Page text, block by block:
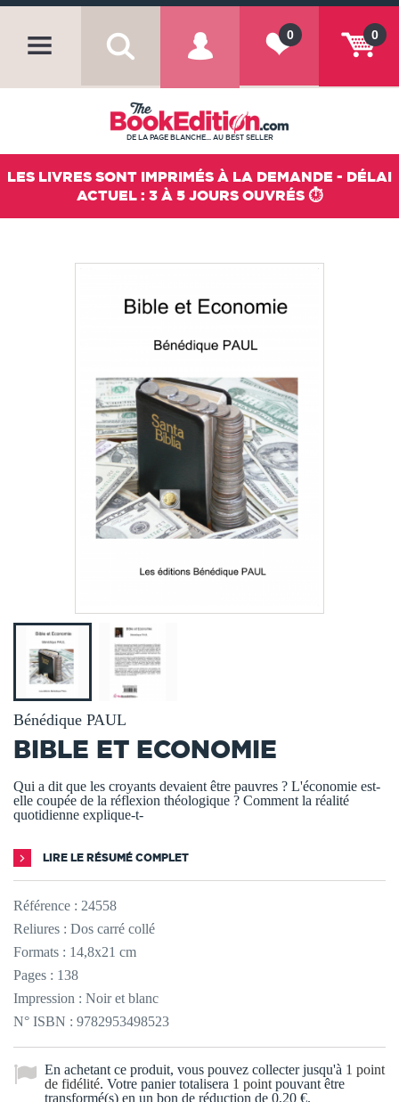
0
0
DE LA PAGE BLANCHE... AU BEST SELLER
LES LIVRES SONT IMPRIMÉS À LA DEMANDE - DÉLAI
ACTUEL : 3 À 5 JOURS OUVRÉS ⏱️
Bénédique PAUL
BIBLE ET ECONOMIE
Qui a dit que les croyants devaient être pauvres ? L'économie est-
elle coupée de la réflexion théologique ? Comment la réalité
quotidienne explique-t-
LIRE LE RÉSUMÉ COMPLET
Référence : 24558
Reliures : Dos carré collé
Formats : 14,8x21 cm
Pages : 138
Impression : Noir et blanc
N° ISBN : 9782953498523
En achetant ce produit, vous pouvez collecter jusqu'à 1 point
de fidélité. Votre panier totalisera 1 point pouvant être
transformé(s) en un bon de réduction de 0,20 €.